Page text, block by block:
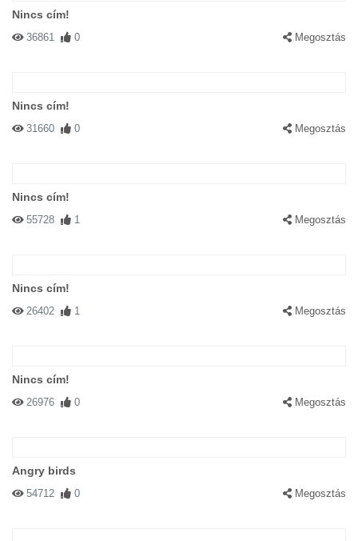
Nincs cím!
36861 0 Megosztás
Nincs cím!
31660 0 Megosztás
Nincs cím!
55728 1 Megosztás
Nincs cím!
26402 1 Megosztás
Nincs cím!
26976 0 Megosztás
Angry birds
54712 0 Megosztás